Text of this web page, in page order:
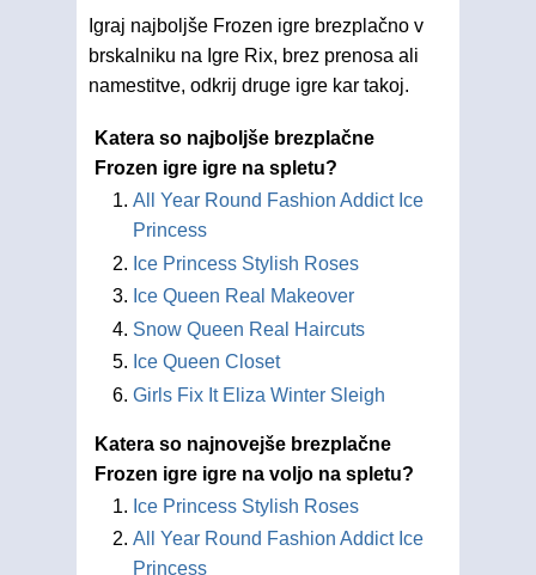
Igraj najboljše Frozen igre brezplačno v
brskalniku na Igre Rix, brez prenosa ali
namestitve, odkrij druge igre kar takoj.
Katera so najboljše brezplačne
Frozen igre igre na spletu?
All Year Round Fashion Addict Ice
Princess
Ice Princess Stylish Roses
Ice Queen Real Makeover
Snow Queen Real Haircuts
Ice Queen Closet
Girls Fix It Eliza Winter Sleigh
Katera so najnovejše brezplačne
Frozen igre igre na voljo na spletu?
Ice Princess Stylish Roses
All Year Round Fashion Addict Ice
Princess